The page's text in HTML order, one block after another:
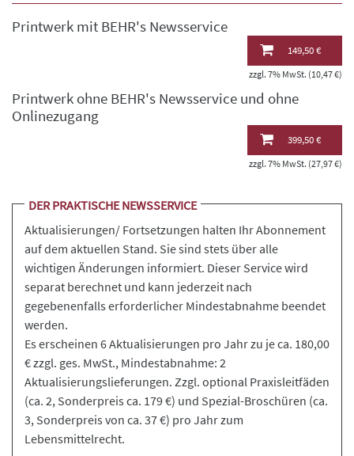
Printwerk mit BEHR's Newsservice
149,50 €
zzgl. 7% MwSt. (10,47 €)
Printwerk ohne BEHR's Newsservice und ohne
Onlinezugang
399,50 €
zzgl. 7% MwSt. (27,97 €)
DER PRAKTISCHE NEWSSERVICE
Aktualisierungen/ Fortsetzungen halten Ihr Abonnement
auf dem aktuellen Stand. Sie sind stets über alle
wichtigen Änderungen informiert. Dieser Service wird
separat berechnet und kann jederzeit nach
gegebenenfalls erforderlicher Mindestabnahme beendet
werden.
Es erscheinen 6 Aktualisierungen pro Jahr zu je ca. 180,00
€ zzgl. ges. MwSt., Mindestabnahme: 2
Aktualisierungslieferungen. Zzgl. optional Praxisleitfäden
(ca. 2, Sonderpreis ca. 179 €) und Spezial-Broschüren (ca.
3, Sonderpreis von ca. 37 €) pro Jahr zum
Lebensmittelrecht.